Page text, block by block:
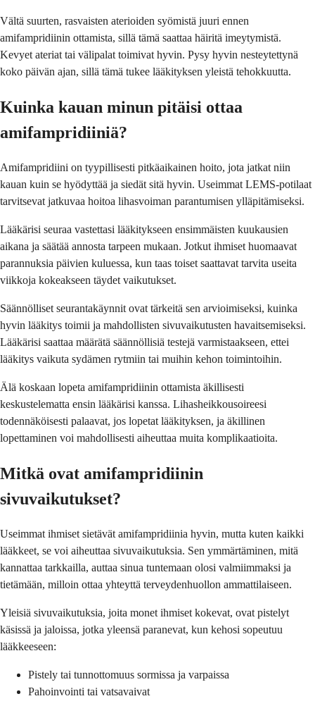
Vältä suurten, rasvaisten aterioiden syömistä juuri ennen
amifampridiinin ottamista, sillä tämä saattaa häiritä imeytymistä.
Kevyet ateriat tai välipalat toimivat hyvin. Pysy hyvin nesteytettynä
koko päivän ajan, sillä tämä tukee lääkityksen yleistä tehokkuutta.
Kuinka kauan minun pitäisi ottaa
amifampridiiniä?
Amifampridiini on tyypillisesti pitkäaikainen hoito, jota jatkat niin
kauan kuin se hyödyttää ja siedät sitä hyvin. Useimmat LEMS-potilaat
tarvitsevat jatkuvaa hoitoa lihasvoiman parantumisen ylläpitämiseksi.
Lääkärisi seuraa vastettasi lääkitykseen ensimmäisten kuukausien
aikana ja säätää annosta tarpeen mukaan. Jotkut ihmiset huomaavat
parannuksia päivien kuluessa, kun taas toiset saattavat tarvita useita
viikkoja kokeakseen täydet vaikutukset.
Säännölliset seurantakäynnit ovat tärkeitä sen arvioimiseksi, kuinka
hyvin lääkitys toimii ja mahdollisten sivuvaikutusten havaitsemiseksi.
Lääkärisi saattaa määrätä säännöllisiä testejä varmistaakseen, ettei
lääkitys vaikuta sydämen rytmiin tai muihin kehon toimintoihin.
Älä koskaan lopeta amifampridiinin ottamista äkillisesti
keskustelematta ensin lääkärisi kanssa. Lihasheikkousoireesi
todennäköisesti palaavat, jos lopetat lääkityksen, ja äkillinen
lopettaminen voi mahdollisesti aiheuttaa muita komplikaatioita.
Mitkä ovat amifampridiinin
sivuvaikutukset?
Useimmat ihmiset sietävät amifampridiinia hyvin, mutta kuten kaikki
lääkkeet, se voi aiheuttaa sivuvaikutuksia. Sen ymmärtäminen, mitä
kannattaa tarkkailla, auttaa sinua tuntemaan olosi valmiimmaksi ja
tietämään, milloin ottaa yhteyttä terveydenhuollon ammattilaiseen.
Yleisiä sivuvaikutuksia, joita monet ihmiset kokevat, ovat pistelyt
käsissä ja jaloissa, jotka yleensä paranevat, kun kehosi sopeutuu
lääkkeeseen:
Pistely tai tunnottomuus sormissa ja varpaissa
Pahoinvointi tai vatsavaivat